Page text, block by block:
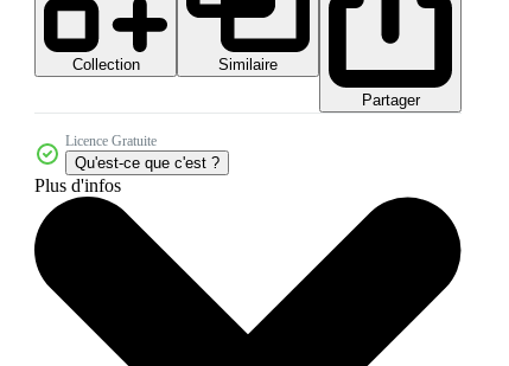
Collection
Similaire
Partager
Licence Gratuite
Qu'est-ce que c'est ?
Plus d'infos